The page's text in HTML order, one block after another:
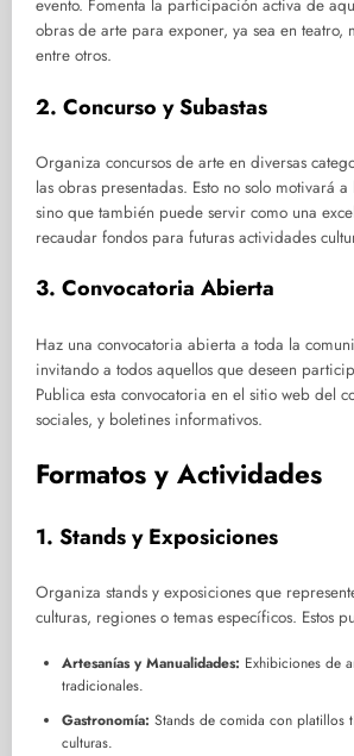
evento. Fomenta la participación activa de
obras de arte para exponer, ya sea en teatro,
entre otros.
2. Concurso y Subastas
Organiza concursos de arte en diversas
las obras presentadas. Esto no solo motivará
sino que también puede servir como una
recaudar fondos para futuras actividades
3. Convocatoria Abierta
Haz una convocatoria abierta a toda la
invitando a todos aquellos que deseen
Publica esta convocatoria en el sitio web del
sociales, y boletines informativos.
Formatos y Actividades
1. Stands y Exposiciones
Organiza stands y exposiciones que
culturas, regiones o temas específicos. Estos
Artesanías y Manualidades: Exhibiciones de
tradicionales.
Gastronomía: Stands de comida con platillos
culturas.